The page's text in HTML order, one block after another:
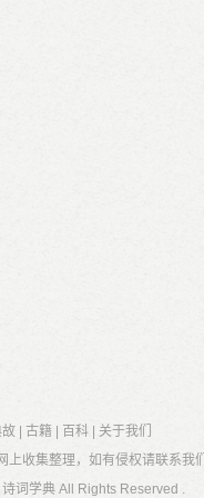
古籍 百科
关于我们
收集整理，如有侵权请联系我们
词学典 All Rights Reserved .